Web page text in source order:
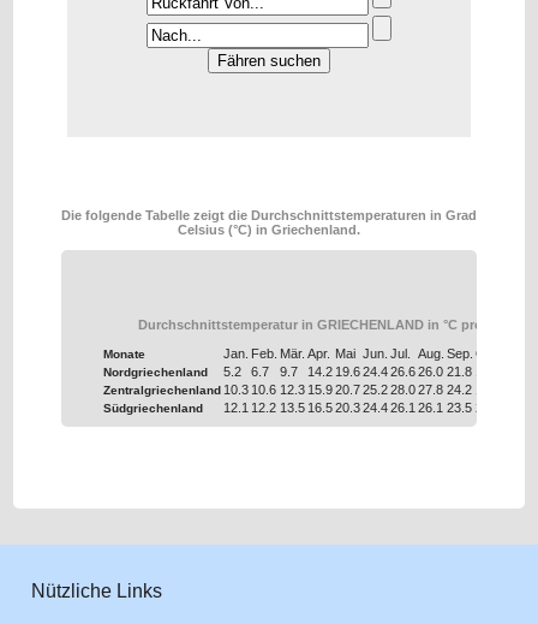
Die folgende Tabelle zeigt die Durchschnittstemperaturen in Grad
Celsius (°C) in Griechenland.
Durchschnittstemperatur in GRIECHENLAND in °C pro Monat
Monate Jan. Feb. Mär. Apr. Mai Jun. Jul. Aug. Sep. Okt.
Nordgriechenland 5.2 6.7 9.7 14.2 19.624.426.626.0 21.8
Zentralgriechenland 10.3 10.6 12.3 15.920.725.228.027.8 24.2
Südgriechenland 12.1 12.2 13.5 16.520.324.426.1 26.1 23.5 20.0
Nützliche Links